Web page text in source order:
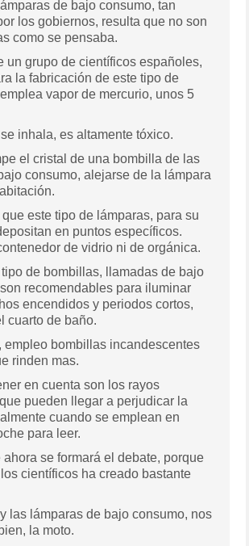
de bajo consumo, tan
los gobiernos, resulta que no son
tan inofensivas como se pensaba.
un grupo de científicos españoles,
la fabricación de este tipo de
vapor de mercurio, unos 5
inhala, es altamente tóxico.
consumo, alejarse de la lámpara
este tipo de lámparas, para su
en puntos específicos.
de vidrio ni de orgánica.
de bombillas, llamadas de bajo
recomendables para iluminar
encendidos y periodos cortos,
cuarto de baño.
empleo bombillas incandescentes
rinden mas.
en cuenta son los rayos
pueden llegar a perjudicar la
cuando se emplean en
para leer.
se formará el debate, porque
científicos ha creado bastante
las lámparas de bajo consumo, nos
la moto.